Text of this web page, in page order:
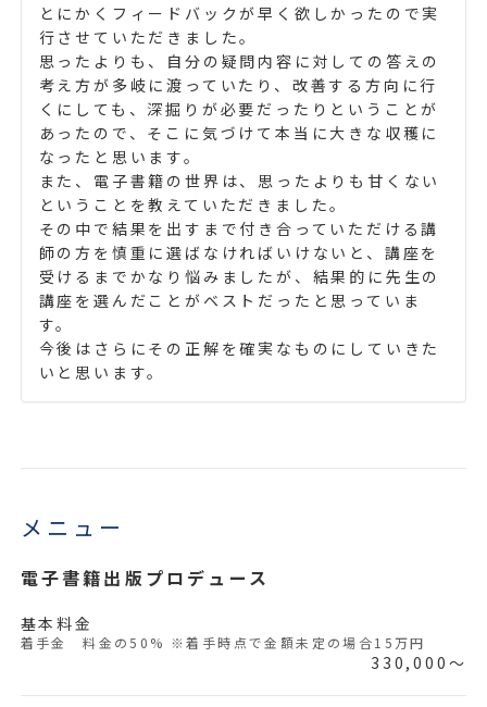
とにかくフィードバックが早く欲しかったので実
行させていただきました。
思ったよりも、自分の疑問内容に対しての答えの
考え方が多岐に渡っていたり、改善する方向に行
くにしても、深掘りが必要だったりということが
あったので、そこに気づけて本当に大きな収穫に
なったと思います。
また、電子書籍の世界は、思ったよりも甘くない
ということを教えていただきました。
その中で結果を出すまで付き合っていただける講
師の方を慎重に選ばなければいけないと、講座を
受けるまでかなり悩みましたが、結果的に先生の
講座を選んだことがベストだったと思っていま
す。
今後はさらにその正解を確実なものにしていきた
いと思います。
メニュー
電子書籍出版プロデュース
基本料金
着手金 料金の50% ※着手時点で金額未定の場合15万円
330,000〜